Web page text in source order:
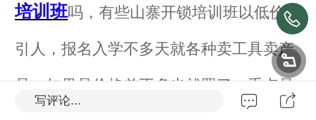
培训班吗，有些山寨开锁培训班以低价吸
引人，报名入学不多天就各种卖工具卖产
品，如果是价格差不多也就罢了，重点是
写评论...